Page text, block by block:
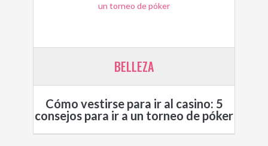
BELLEZA
Cómo vestirse para ir al casino: 5
consejos para ir a un torneo de póker